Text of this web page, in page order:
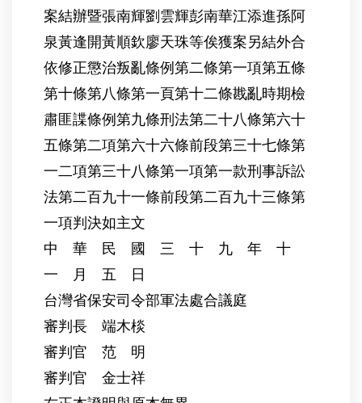
案結辦暨張南輝劉雲輝彭南華江添進孫阿
泉黃逢開黃順欽廖天珠等俟獲案另結外合
依修正懲治叛亂條例第二條第一項第五條
第十條第八條第一頁第十二條戡亂時期檢
肅匪諜條例第九條刑法第二十八條第六十
五條第二項第六十六條前段第三十七條第
一二項第三十八條第一項第一款刑事訴訟
法第二百九十一條前段第二百九十三條第
一項判決如主文
中 華 民 國 三 十 九 年 十
一 月 五 日
台灣省保安司令部軍法處合議庭
審判長 端木棪
審判官 范 明
審判官 金士祥